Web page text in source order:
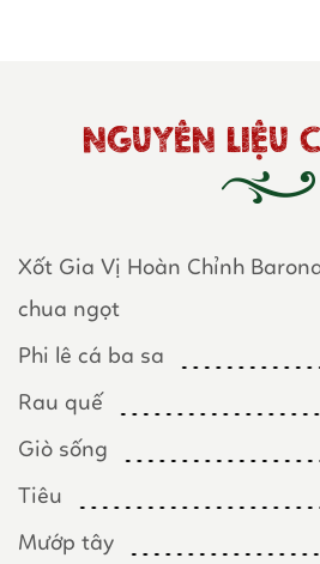
NGUYÊN LIỆU
Xốt Gia Vị Hoàn Chỉnh
chua ngọt
Phi lê cá ba sa
Rau quế
Giò sống
Tiêu
Mướp tây